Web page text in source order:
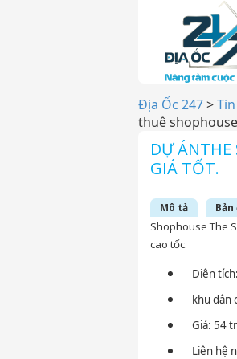
Địa Ốc 247>
thuê
DỰ ÁNTHE
GIÁ TỐT.
Mô tả Bản
Shophouse The
cao tốc.
Diện
khu dân
Giá: 54
Liên hệ